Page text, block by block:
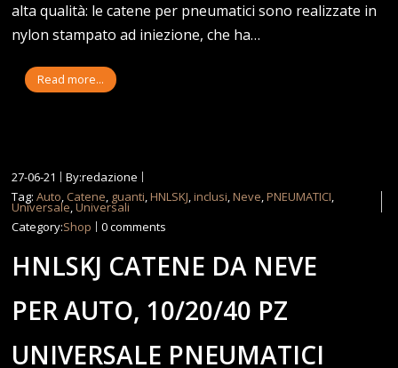
alta qualità: le catene per pneumatici sono realizzate in
nylon stampato ad iniezione, che ha…
Read more...
27-06-21
By:redazione
Tag:Auto, Catene, guanti,HNLSKJ,inclusi,Neve,PNEUMATICI,
Universale,Universali
Category:Shop 0 comments
HNLSKJ CATENE DA NEVE
PER AUTO, 10/20/40 PZ
UNIVERSALE PNEUMATICI